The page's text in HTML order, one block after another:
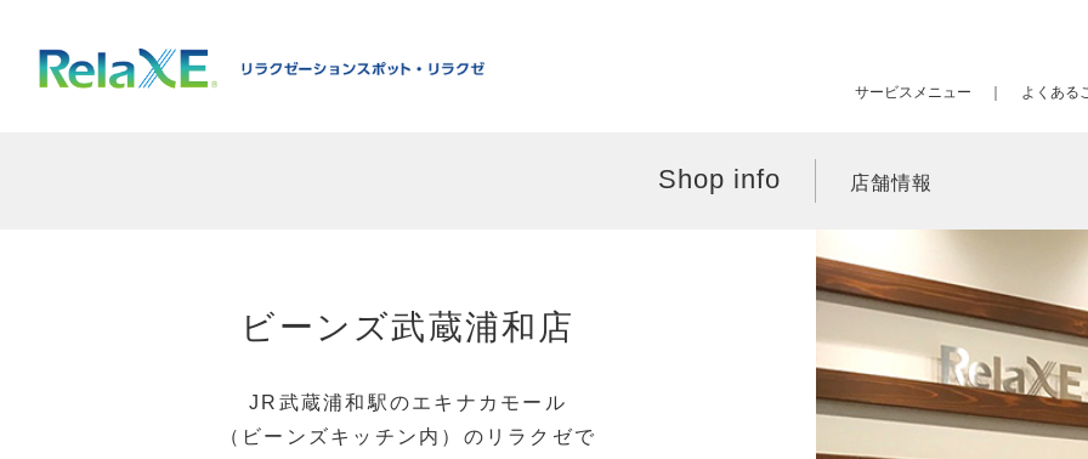
サービスメニュー
よくある
Shop info 店舗情報
ビーンズ武蔵浦和店
JR武蔵浦和駅のエキナカモール
（ビーンズキッチン内）のリラクゼで